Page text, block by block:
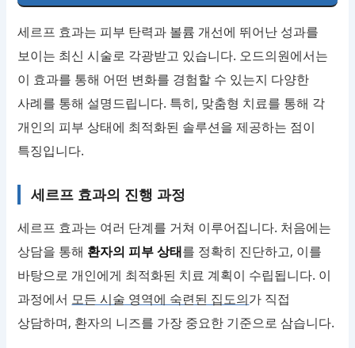
세르프 효과는 피부 탄력과 볼륨 개선에 뛰어난 성과를
보이는 최신 시술로 각광받고 있습니다. 오드의원에서는
이 효과를 통해 어떤 변화를 경험할 수 있는지 다양한
사례를 통해 설명드립니다. 특히, 맞춤형 치료를 통해 각
개인의 피부 상태에 최적화된 솔루션을 제공하는 점이
특징입니다.
세르프 효과의 진행 과정
세르프 효과는 여러 단계를 거쳐 이루어집니다. 처음에는
상담을 통해 환자의 피부 상태를 정확히 진단하고, 이를
바탕으로 개인에게 최적화된 치료 계획이 수립됩니다. 이
과정에서 모든 시술 영역에 숙련된 집도의가 직접
상담하며, 환자의 니즈를 가장 중요한 기준으로 삼습니다.